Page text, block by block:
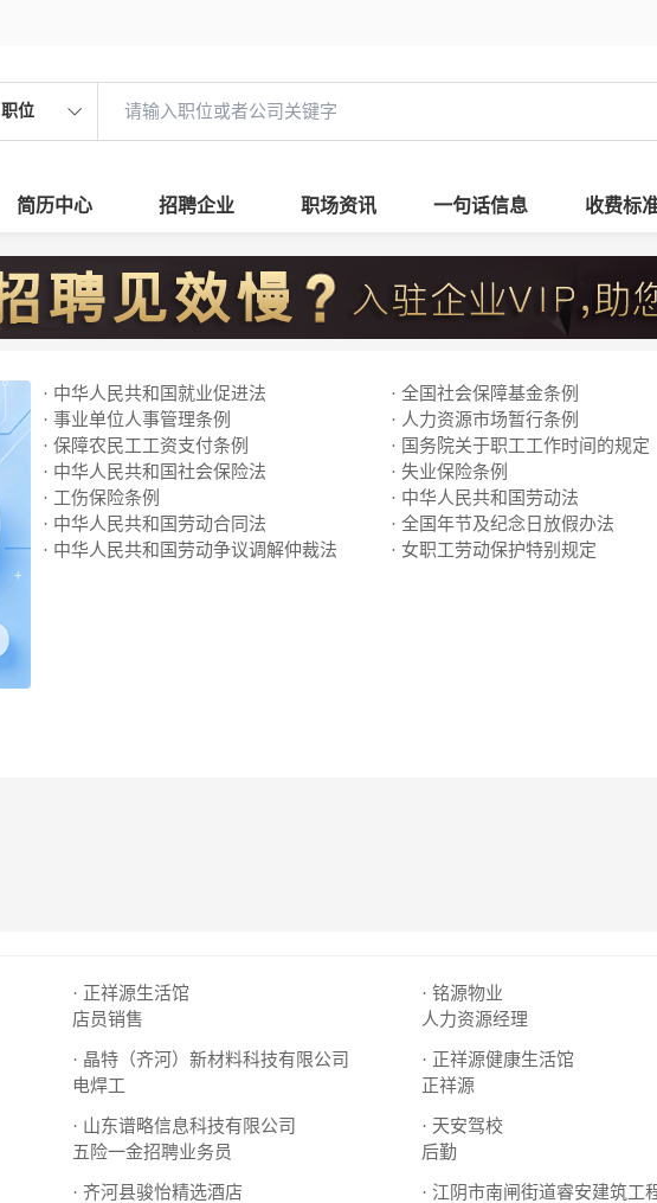
职位
简历中心 招聘企业 职场资讯 一句话信息 收费标
· 中华人民共和国就业促进法
· 全国社会保障基金条例
· 事业单位人事管理条例
· 人力资源市场暂行条例
· 保障农民工工资支付条例
· 国务院关于职工工作时间的规定
· 中华人民共和国社会保险法
· 失业保险条例
· 工伤保险条例
· 中华人民共和国劳动法
· 中华人民共和国劳动合同法
· 全国年节及纪念日放假办法
· 中华人民共和国劳动争议调解仲裁法
· 女职工劳动保护特别规定
· 正祥源生活馆
店员销售
· 铭源物业
人力资源经理
· 晶特（齐河）新材料科技有限公司
电焊工
· 正祥源健康生活馆
正祥源
· 山东谱略信息科技有限公司
五险一金招聘业务员
· 天安驾校
后勤
· 齐河县骏怡精选酒店
· 江阴市南闸街道睿安建筑工